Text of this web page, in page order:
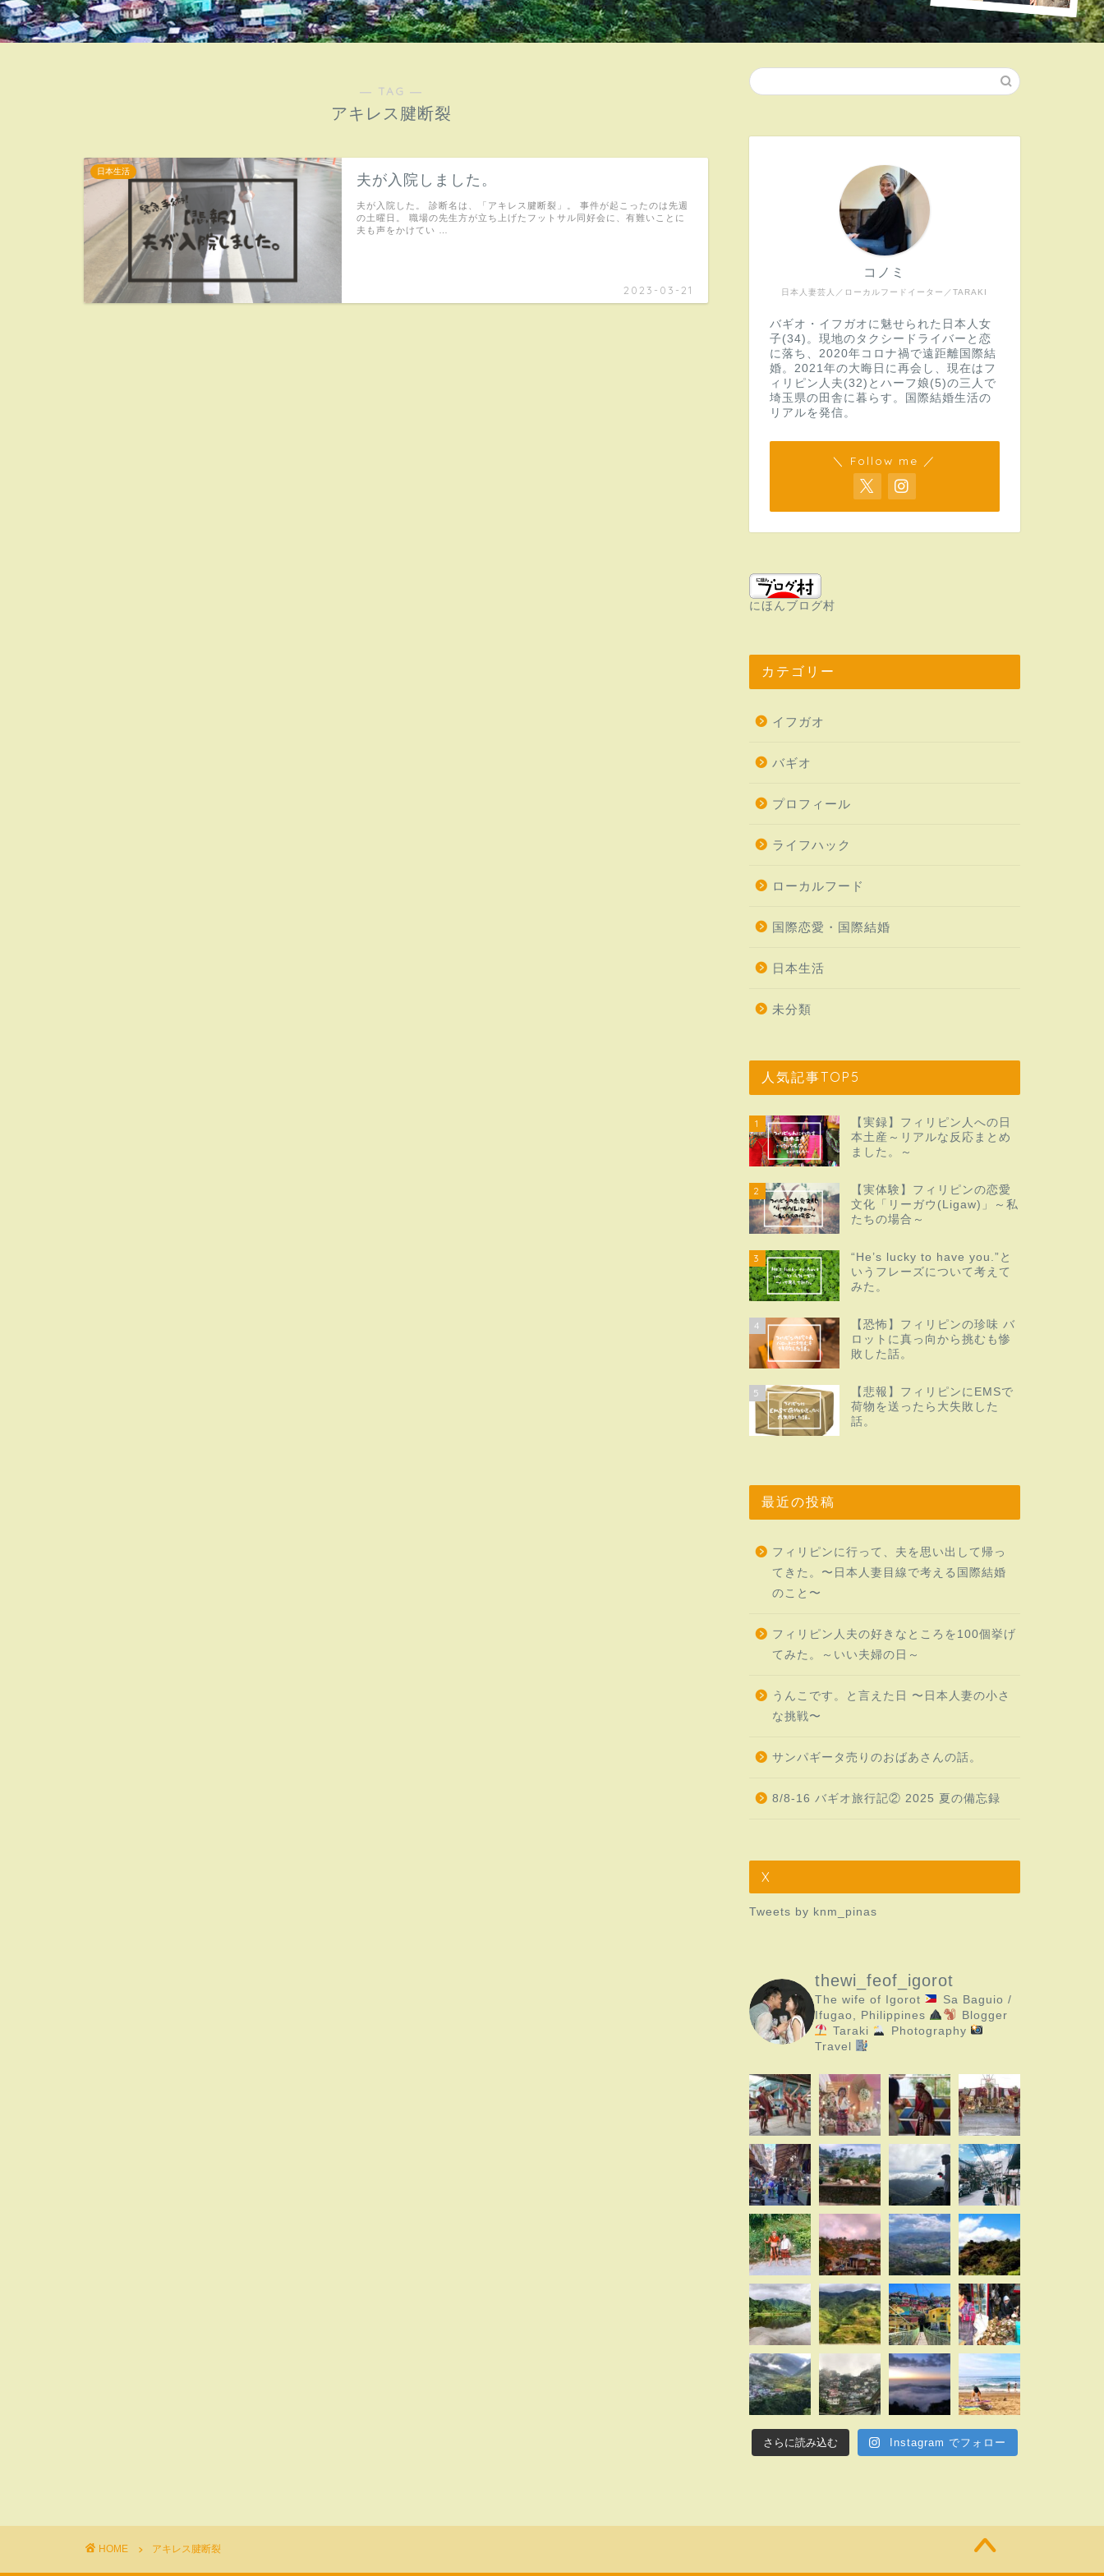
― TAG ―
アキレス腱断裂
日本生活
夫が入院しました。
2023-03-21
夫が入院した。 診断名は、「アキレス腱断裂」。 事件が起こったのは先週
の土曜日。 職場の先生方が立ち上げたフットサル同好会に、有難いことに
夫も声をかけてい …
日本人妻芸人／ローカルフードイーター／TARAKI
コノミ
バギオ・イフガオに魅せられた日本人女
子(34)。現地のタクシードライバーと恋
に落ち、2020年コロナ禍で遠距離国際結
婚。2021年の大晦日に再会し、現在はフ
ィリピン人夫(32)とハーフ娘(5)の三人で
埼玉県の田舎に暮らす。国際結婚生活の
リアルを発信。
＼ Follow me ／
にほんブログ村
カテゴリー
イフガオ
バギオ
プロフィール
ライフハック
ローカルフード
国際恋愛・国際結婚
日本生活
未分類
人気記事TOP5
1
【実録】フィリピン人への日
本土産～リアルな反応まとめ
ました。～
2
【実体験】フィリピンの恋愛
文化「リーガウ(Ligaw)」～私
たちの場合～
3
“He’s lucky to have you.”と
いうフレーズについて考えて
みた。
4
【恐怖】フィリピンの珍味 バ
ロットに真っ向から挑むも惨
敗した話。
5
【悲報】フィリピンにEMSで
荷物を送ったら大失敗した
話。
最近の投稿
フィリピンに行って、夫を思い出して帰っ
てきた。〜日本人妻目線で考える国際結婚
のこと〜
フィリピン人夫の好きなところを100個挙げ
てみた。～いい夫婦の日～
うんこです。と言えた日 〜日本人妻の小さ
な挑戦〜
サンパギータ売りのおばあさんの話。
8/8-16 バギオ旅行記② 2025 夏の備忘録
X
Tweets by knm_pinas
thewi_feof_igorot
The wife of Igorot
Sa Baguio /
Ifugao, Philippines
Blogger
Taraki
Photography
Travel
さらに読み込む Instagram でフォロー
HOME アキレス腱断裂